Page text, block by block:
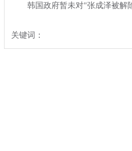
韩国政府暂未对"张成泽被解
关键词：